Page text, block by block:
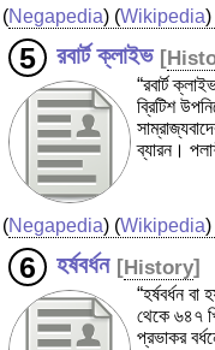
(Negapedia) (Wikipedia)
রবার্ট ক্লাইভ [
“রবার্ট
ব্রিটিশ
ব্যারন।
(Negapedia) (Wikipedia)
হর্ষবর্ধন [History]
“হর্ষবর্ধন
থেকে ৬৪৭
প্রভাকর